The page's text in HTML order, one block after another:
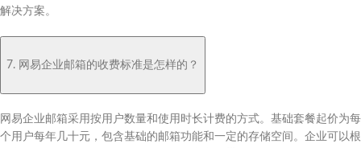
解决方案。
7. 网易企业邮箱的收费标准是怎样的？
网易企业邮箱采用按用户数量和使用时长计费的方式。基础套餐起价为每
个用户每年几十元，包含基础的邮箱功能和一定的存储空间。企业可以根